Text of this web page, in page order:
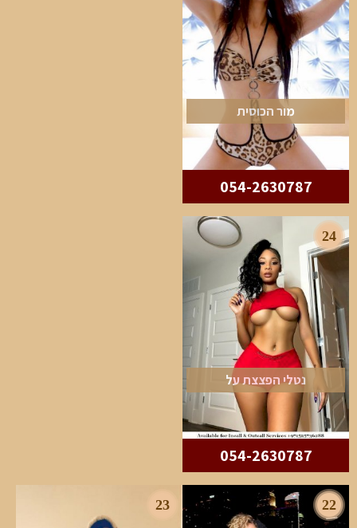
מור הכוסית
054-2630787
24
נטלי הפצצת על
054-2630787
22
23